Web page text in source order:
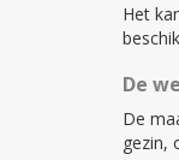
Het
De
De
gezin,